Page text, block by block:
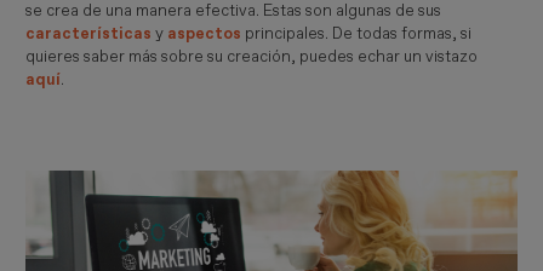
se crea de una manera efectiva. Estas son algunas de sus
características y aspectos principales. De todas formas, si
quieres saber más sobre su creación, puedes echar un vistazo
aquí.